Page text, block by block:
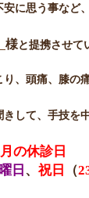
安に思う事など
様と提携させて
、頭痛、膝の
きして、手技を
の休診日
日 、祝日 （